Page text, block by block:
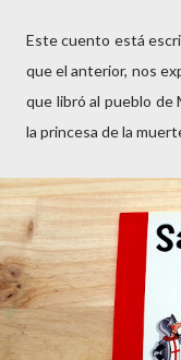
Este cuento está
que el anterior, nos
que libró al pueblo de
la princesa de la